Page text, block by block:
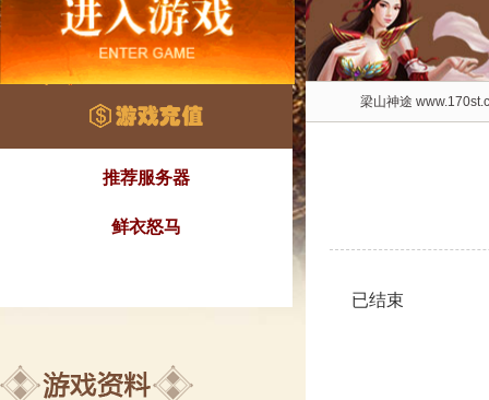
推荐服务器
鲜衣怒马
梁山神途
已结束